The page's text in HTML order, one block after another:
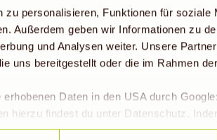
personalisieren, Funktionen für soziale
Außerdem geben wir Informationen zu
und Analysen weiter. Unsere
uns bereitgestellt oder die im Rahmen
Daten in den USA durch
hierzu findest du unter Datenschutz.
zugleich gem. Art. 49 Abs. 1 S. 1 lit